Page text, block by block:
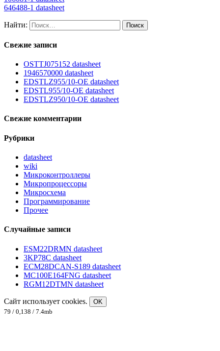
646488-1 datasheet
Найти:
Свежие записи
OSTTJ075152 datasheet
1946570000 datasheet
EDSTLZ955/10-OE datasheet
EDSTL955/10-OE datasheet
EDSTLZ950/10-OE datasheet
Свежие комментарии
Рубрики
datasheet
wiki
Микроконтроллеры
Микропроцессоры
Микросхема
Программирование
Прочее
Случайные записи
ESM22DRMN datasheet
3KP78C datasheet
ECM28DCAN-S189 datasheet
MC100E164FNG datasheet
RGM12DTMN datasheet
Сайт использует cookies.
OK
79 / 0,138 / 7.4mb